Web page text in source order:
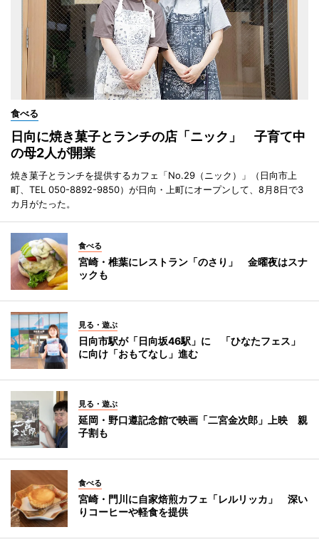
食べる
日向に焼き菓子とランチの店「ニック」 子育て中
の母2人が開業
焼き菓子とランチを提供するカフェ「No.29（ニック）」（日向市上
町、TEL 050-8892-9850）が日向・上町にオープンして、8月8日で3
カ月がたった。
食べる
宮崎・椎葉にレストラン「のさり」 金曜夜はスナ
ックも
見る・遊ぶ
日向市駅が「日向坂46駅」に 「ひなたフェス」
に向け「おもてなし」進む
見る・遊ぶ
延岡・野口遵記念館で映画「二宮金次郎」上映 親
子割も
食べる
宮崎・門川に自家焙煎カフェ「レルリッカ」 深い
りコーヒーや軽食を提供